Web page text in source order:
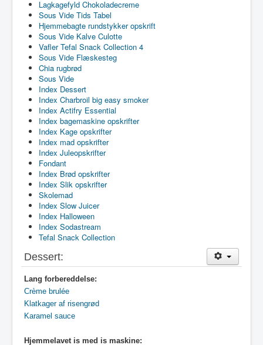
Lagkagefyld Chokoladecreme
Sous Vide Tids Tabel
Hjemmebagte rundstykker opskrift
Sous Vide Kalve Culotte
Vafler Tefal Snack Collection 4
Sous Vide Flæskesteg
Chia rugbrød
Sous Vide
Index Dessert
Index Charbroil big easy smoker
Index Actifry Essential
Index bagemaskine opskrifter
Index Kage opskrifter
Index mad opskrifter
Index Juleopskrifter
Fondant
Index Brød opskrifter
Index Slik opskrifter
Skolemad
Index Slow Juicer
Index Halloween
Index Sodastream
Tefal Snack Collection
Dessert:
Lang forbereddelse:
Crème brulée
Klatkager af risengrød
Karamel sauce
Hjemmelavet is med is maskine: